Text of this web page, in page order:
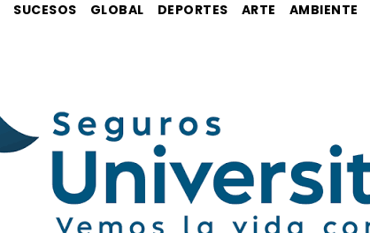
SUCESOS GLOBAL DEPORTES ARTE AMBIENTE